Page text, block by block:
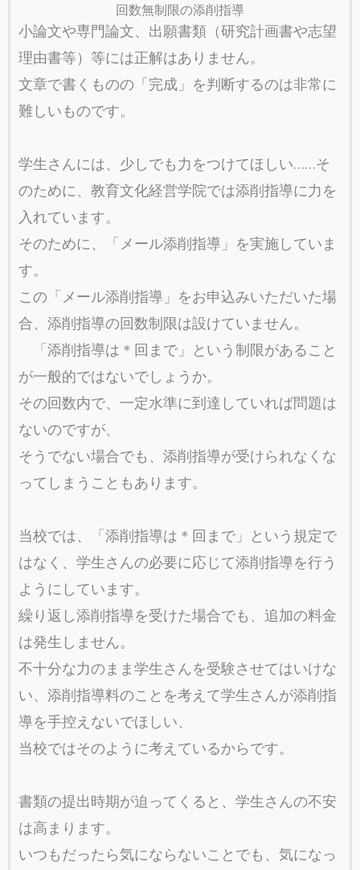
回数無制限の添削指導
小論文や専門論文、出願書類（研究計画書や志望
理由書等）等には正解はありません。
文章で書くものの「完成」を判断するのは非常に
難しいものです。
学生さんには、少しでも力をつけてほしい……そ
のために、教育文化経営学院では添削指導に力を
入れています。
そのために、「メール添削指導」を実施していま
す。
この「メール添削指導」をお申込みいただいた場
合、添削指導の回数制限は設けていません。
「添削指導は＊回まで」という制限があること
が一般的ではないでしょうか。
その回数内で、一定水準に到達していれば問題は
ないのですが、
そうでない場合でも、添削指導が受けられなくな
ってしまうこともあります。
当校では、「添削指導は＊回まで」という規定で
はなく、学生さんの必要に応じて添削指導を行う
ようにしています。
繰り返し添削指導を受けた場合でも、追加の料金
は発生しません。
不十分な力のまま学生さんを受験させてはいけな
い、添削指導料のことを考えて学生さんが添削指
導を手控えないでほしい、
当校ではそのように考えているからです。
書類の提出時期が迫ってくると、学生さんの不安
は高まります。
いつもだったら気にならないことでも、気になっ